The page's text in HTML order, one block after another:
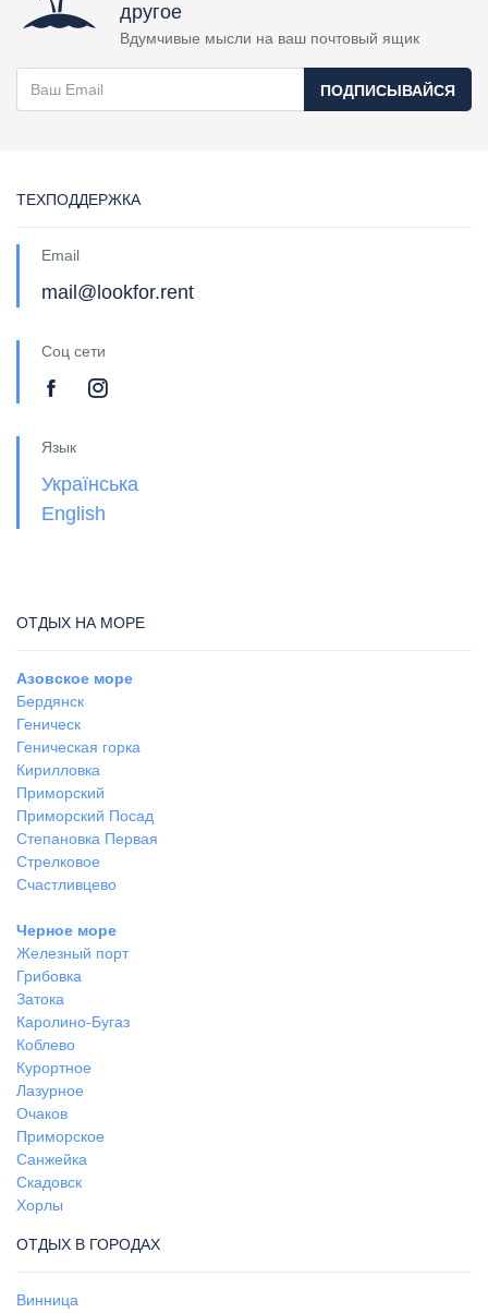
другое
Вдумчивые мысли на ваш почтовый ящик
ПОДПИСЫВАЙСЯ
ТЕХПОДДЕРЖКА
Email
mail@lookfor.rent
Соц сети
Язык
Українська
English
ОТДЫХ НА МОРЕ
Азовское море
Бердянск
Геническ
Геническая горка
Кирилловка
Приморский
Приморский Посад
Степановка Первая
Стрелковое
Счастливцево
Черное море
Железный порт
Грибовка
Затока
Каролино-Бугаз
Коблево
Курортное
Лазурное
Очаков
Приморское
Санжейка
Скадовск
Хорлы
ОТДЫХ В ГОРОДАХ
Винница